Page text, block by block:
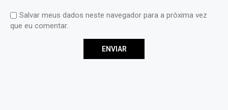
Salvar meus dados neste navegador para a próxima vez
que eu comentar.